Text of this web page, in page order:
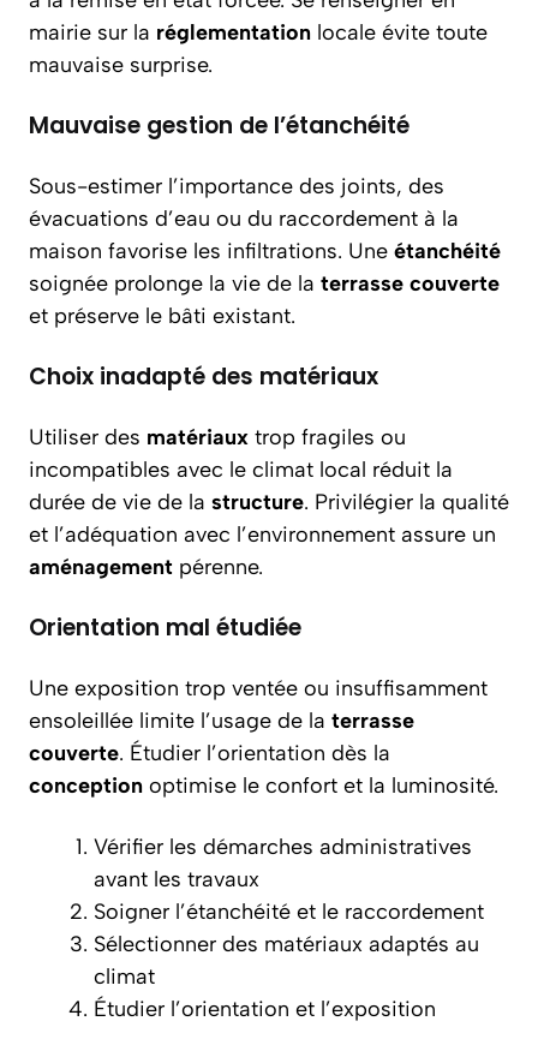
mairie sur la réglementation locale évite toute
mauvaise surprise.
Mauvaise gestion de l’étanchéité
Sous-estimer l’importance des joints, des
évacuations d’eau ou du raccordement à la
maison favorise les infiltrations. Une étanchéité
soignée prolonge la vie de la terrasse couverte
et préserve le bâti existant.
Choix inadapté des matériaux
Utiliser des matériaux trop fragiles ou
incompatibles avec le climat local réduit la
durée de vie de la structure. Privilégier la qualité
et l’adéquation avec l’environnement assure un
aménagement pérenne.
Orientation mal étudiée
Une exposition trop ventée ou insuffisamment
ensoleillée limite l’usage de la terrasse
couverte. Étudier l’orientation dès la
conception optimise le confort et la luminosité.
Vérifier les démarches administratives
avant les travaux
Soigner l’étanchéité et le raccordement
Sélectionner des matériaux adaptés au
climat
Étudier l’orientation et l’exposition